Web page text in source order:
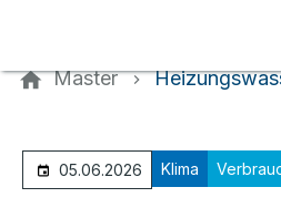
Master
05.06.2026 Klima